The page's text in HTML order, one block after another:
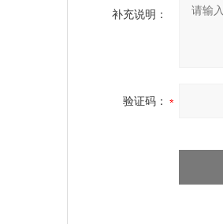
补充说明：
验证码：